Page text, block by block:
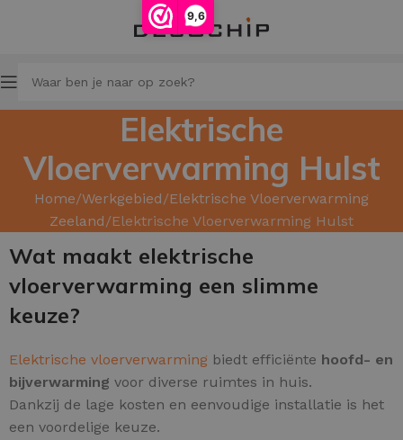
9,6
Elektrische
Vloerverwarming Hulst
Home Werkgebied Elektrische Vloerverwarming
Zeeland Elektrische Vloerverwarming Hulst
Wat maakt elektrische
vloerverwarming een slimme
keuze?
Elektrische vloerverwarming biedt efficiënte hoofd- en
bijverwarming voor diverse ruimtes in huis.
Dankzij de lage kosten en eenvoudige installatie is het
een voordelige keuze.